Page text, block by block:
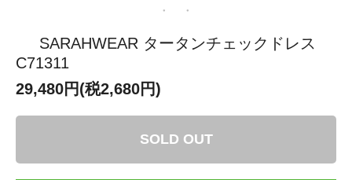
SARAHWEAR タータンチェックドレス
C71311
29,480円(税2,680円)
SOLD OUT